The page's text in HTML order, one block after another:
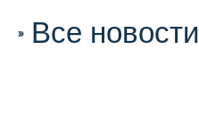
Все новости